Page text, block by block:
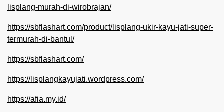
lisplang-murah-di-wirobrajan/
https://sbflashart.com/product/lisplang-ukir-kayu-jati-super-
termurah-di-bantul/
https://sbflashart.com/
https://lisplangkayujati.wordpress.com/
https://afia.my.id/